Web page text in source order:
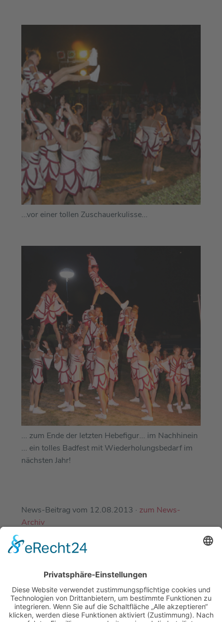
...vor einer tollen Zuschauerkulisse...
... zum Ende der letzten Hebefigur... im Nachhinein
... ein tolles Badfest mit Wiederholungsbedarf im
nächsten Jahr!
News-Beitrag vom 12.08.2013 · zum News-
Archiv
EINE ABTEILUNG DES
DJK-SV MIRSKOFEN E.V.